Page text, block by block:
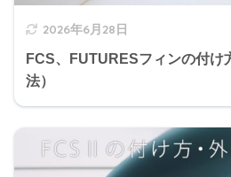
2026年6月28日
FCS、FUTURESフィンの付け
法）